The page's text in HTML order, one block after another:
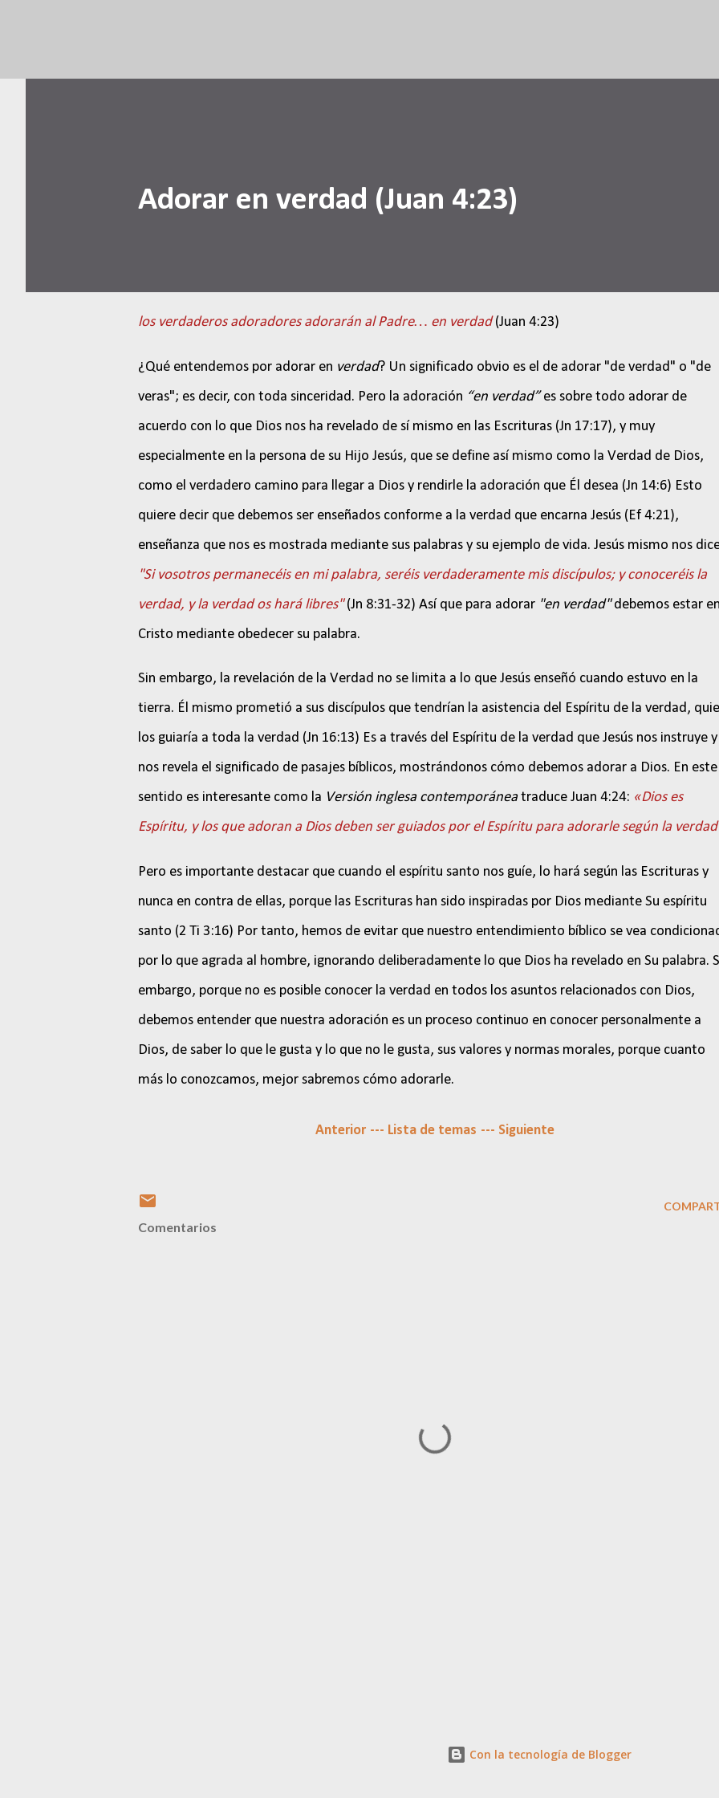
Adorar en verdad (Juan 4:23)
los verdaderos adoradores adorarán al Padre… en verdad(Juan 4:23)
¿Qué entendemos por adorar en verdad? Un significado obvio es el de adorar "de verdad" o "de
veras"; es decir, con toda sinceridad. Pero la adoración “en verdad”es sobre todo adorar de
acuerdo con lo que Dios nos ha revelado de sí mismo en las Escrituras (Jn 17:17), y muy
especialmente en la persona de su Hijo Jesús, que se define así mismo como la Verdad de Dios,
como el verdadero camino para llegar a Dios y rendirle la adoración que Él desea (Jn 14:6) Esto
quiere decir que debemos ser enseñados conforme a la verdad que encarna Jesús (Ef 4:21),
enseñanza que nos es mostrada mediante sus palabras y su ejemplo de vida. Jesús mismo nos
"Si vosotros permanecéis en mi palabra, seréis verdaderamente mis discípulos; y conoceréis la
verdad, y la verdad os hará libres"(Jn 8:31-32) Así que para adorar "en verdad"debemos estar
Cristo mediante obedecer su palabra.
Sin embargo, la revelación de la Verdad no se limita a lo que Jesús enseñó cuando estuvo en la
tierra. Él mismo prometió a sus discípulos que tendrían la asistencia del Espíritu de la verdad,
los guiaría a toda la verdad (Jn 16:13) Es a través del Espíritu de la verdad que Jesús nos instruye y
nos revela el significado de pasajes bíblicos, mostrándonos cómo debemos adorar a Dios. En este
sentido es interesante como la Versión inglesa contemporánea traduce Juan 4:24: «Dios es
Espíritu, y los que adoran a Dios deben ser guiados por el Espíritu para adorarle según la
Pero es importante destacar que cuando el espíritu santo nos guíe, lo hará según las Escrituras y
nunca en contra de ellas, porque las Escrituras han sido inspiradas por Dios mediante Su espíritu
santo (2 Ti 3:16) Por tanto, hemos de evitar que nuestro entendimiento bíblico se vea
por lo que agrada al hombre, ignorando deliberadamente lo que Dios ha revelado en Su palabra.
embargo, porque no es posible conocer la verdad en todos los asuntos relacionados con Dios,
debemos entender que nuestra adoración es un proceso continuo en conocer personalmente a
Dios, de saber lo que le gusta y lo que no le gusta, sus valores y normas morales, porque cuanto
más lo conozcamos, mejor sabremos cómo adorarle.
Anterior --- Lista de temas --- Siguiente
Comentarios
Con la tecnología de Blogger